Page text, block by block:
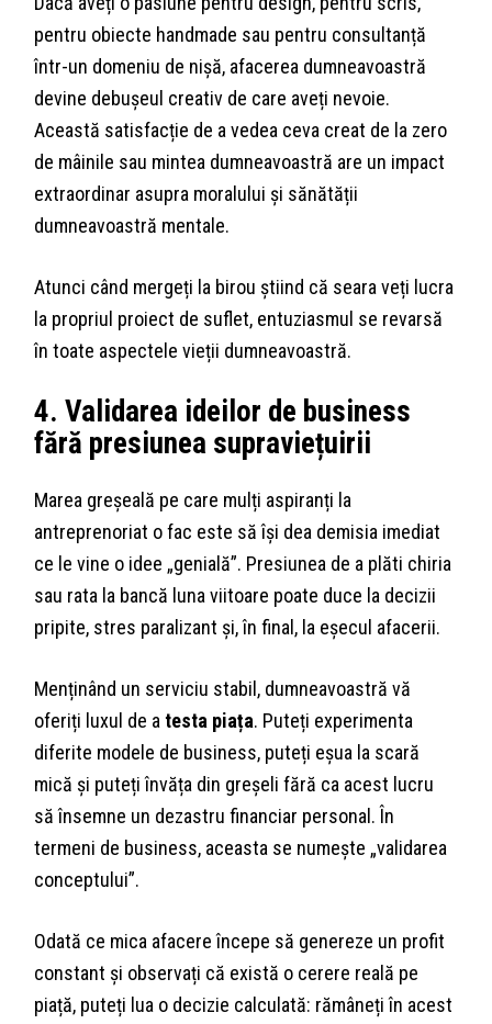
pentru obiecte handmade sau pentru consultanță
într-un domeniu de nișă, afacerea dumneavoastră
devine debușeul creativ de care aveți nevoie.
Această satisfacție de a vedea ceva creat de la zero
de mâinile sau mintea dumneavoastră are un impact
extraordinar asupra moralului și sănătății
dumneavoastră mentale.
Atunci când mergeți la birou știind că seara veți lucra
la propriul proiect de suflet, entuziasmul se revarsă
în toate aspectele vieții dumneavoastră.
4. Validarea ideilor de business
fără presiunea supraviețuirii
Marea greșeală pe care mulți aspiranți la
antreprenoriat o fac este să își dea demisia imediat
ce le vine o idee „genială”. Presiunea de a plăti chiria
sau rata la bancă luna viitoare poate duce la decizii
pripite, stres paralizant și, în final, la eșecul afacerii.
Menținând un serviciu stabil, dumneavoastră vă
oferiți luxul de atesta piața. Puteți experimenta
diferite modele de business, puteți eșua la scară
mică și puteți învăța din greșeli fără ca acest lucru
să însemne un dezastru financiar personal. În
termeni de business, aceasta se numește „validarea
conceptului”.
Odată ce mica afacere începe să genereze un profit
constant și observați că există o cerere reală pe
piață, puteți lua o decizie calculată: rămâneți în acest